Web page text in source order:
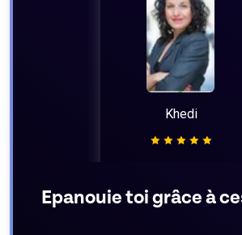
Epanouie toi grâce à
Khedi